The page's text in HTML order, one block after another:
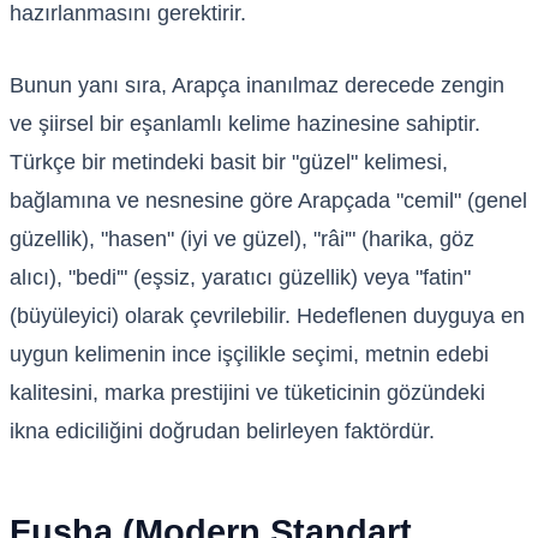
hazırlanmasını gerektirir.
Bunun yanı sıra, Arapça inanılmaz derecede zengin
ve şiirsel bir eşanlamlı kelime hazinesine sahiptir.
Türkçe bir metindeki basit bir "güzel" kelimesi,
bağlamına ve nesnesine göre Arapçada "cemil" (genel
güzellik), "hasen" (iyi ve güzel), "râi'" (harika, göz
alıcı), "bedi'" (eşsiz, yaratıcı güzellik) veya "fatin"
(büyüleyici) olarak çevrilebilir. Hedeflenen duyguya en
uygun kelimenin ince işçilikle seçimi, metnin edebi
kalitesini, marka prestijini ve tüketicinin gözündeki
ikna ediciliğini doğrudan belirleyen faktördür.